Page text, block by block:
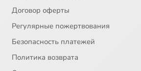
Договор оферты
Регулярные пожертвования
Безопасность платежей
Политика возврата